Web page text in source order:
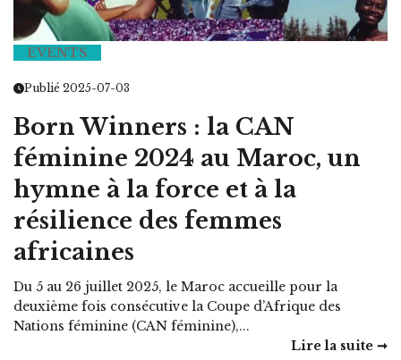
EVENTS
Publié 2025-07-03
Born Winners : la CAN
féminine 2024 au Maroc, un
hymne à la force et à la
résilience des femmes
africaines
Du 5 au 26 juillet 2025, le Maroc accueille pour la
deuxième fois consécutive la Coupe d’Afrique des
Nations féminine (CAN féminine),...
Lire la suite ➞